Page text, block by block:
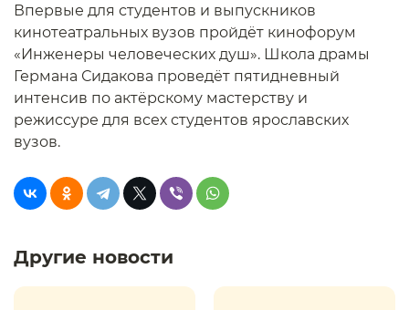
Впервые для студентов и выпускников
кинотеатральных вузов пройдёт кинофорум
«Инженеры человеческих душ». Школа драмы
Германа Сидакова проведёт пятидневный
интенсив по актёрскому мастерству и
режиссуре для всех студентов ярославских
вузов.
Другие новости